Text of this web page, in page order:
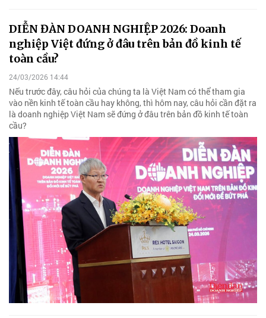
DIỄN ĐÀN DOANH NGHIỆP 2026: Doanh
nghiệp Việt đứng ở đâu trên bản đồ kinh tế
toàn cầu?
24/03/2026 14:44
Nếu trước đây, câu hỏi của chúng ta là Việt Nam có thể tham gia
vào nền kinh tế toàn cầu hay không, thì hôm nay, câu hỏi cần đặt ra
là doanh nghiệp Việt Nam sẽ đứng ở đâu trên bản đồ kinh tế toàn
cầu?